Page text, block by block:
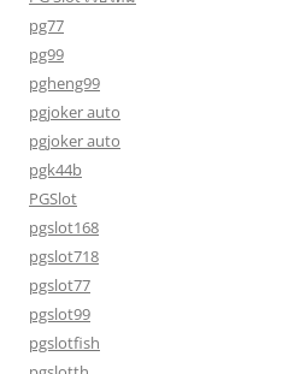
pg77
pg99
pgheng99
pgjoker auto
pgjoker auto
pgk44b
PGSlot
pgslot168
pgslot718
pgslot77
pgslot99
pgslotfish